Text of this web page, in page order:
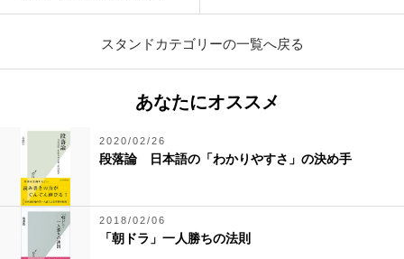
スタンドカテゴリーの一覧へ戻る
あなたにオススメ
2020/02/26
段落論 日本語の「わかりやすさ」の決め手
2018/02/06
「朝ドラ」一人勝ちの法則